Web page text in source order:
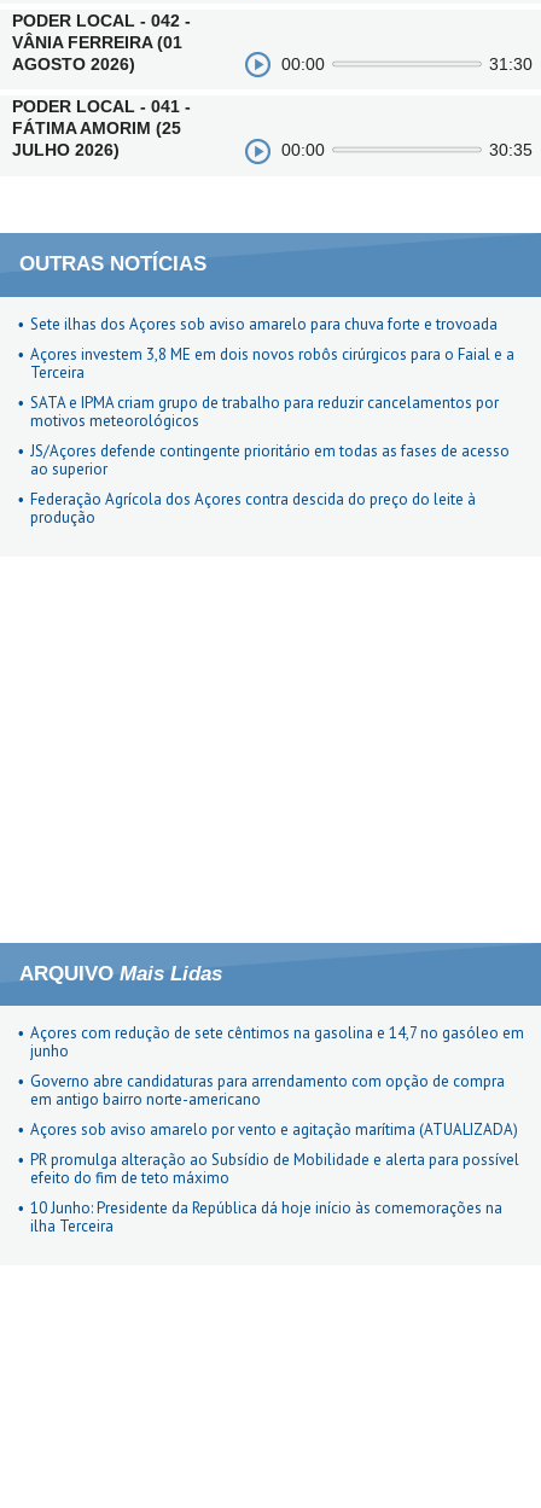
PODER LOCAL - 042 -
VÂNIA FERREIRA (01
AGOSTO 2026)
00:00 31:30
PODER LOCAL - 041 -
FÁTIMA AMORIM (25
JULHO 2026)
00:00 30:35
OUTRAS NOTÍCIAS
Sete ilhas dos Açores sob aviso amarelo para chuva forte e trovoada
Açores investem 3,8 ME em dois novos robôs cirúrgicos para o Faial e a
Terceira
SATA e IPMA criam grupo de trabalho para reduzir cancelamentos por
motivos meteorológicos
JS/Açores defende contingente prioritário em todas as fases de acesso
ao superior
Federação Agrícola dos Açores contra descida do preço do leite à
produção
ARQUIVO Mais Lidas
Açores com redução de sete cêntimos na gasolina e 14,7 no gasóleo em
junho
Governo abre candidaturas para arrendamento com opção de compra
em antigo bairro norte-americano
Açores sob aviso amarelo por vento e agitação marítima (ATUALIZADA)
PR promulga alteração ao Subsídio de Mobilidade e alerta para possível
efeito do fim de teto máximo
10 Junho: Presidente da República dá hoje início às comemorações na
ilha Terceira